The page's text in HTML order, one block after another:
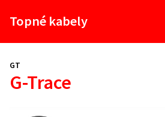
Topné kabely
GT
G-Trace